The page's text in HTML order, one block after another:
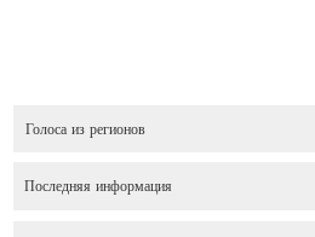
Голоса из регионов
Последняя информация